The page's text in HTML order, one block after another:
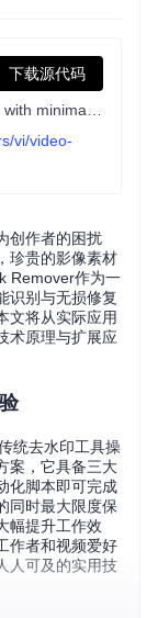
下载源代码
vi/video-
创作者的困扰
珍贵的影像素材
Remover作为一
识别与无损修复
文将从实际应用
术原理与扩展应
统去水印工具操
案，它具备三大
化脚本即可完成
同时最大限度保
幅提升工作效
作者和视频爱好
人可及的实用技